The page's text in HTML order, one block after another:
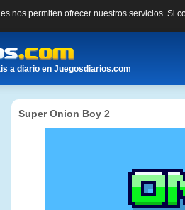
nos permiten ofrecer nuestros servicios. Si
a diario en Juegosdiarios.com
Super Onion Boy 2